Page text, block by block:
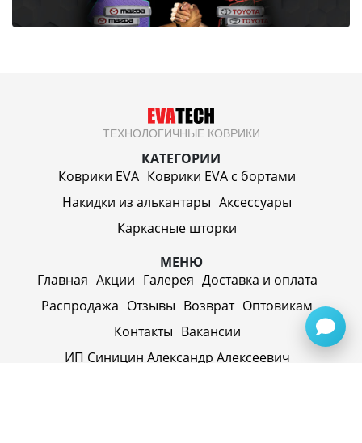
ТЕХНОЛОГИЧНЫЕ КОВРИКИ
КАТЕГОРИИ
Коврики EVA Коврики EVA c бортами
Накидки из алькантары Аксессуары
Каркасные шторки
МЕНЮ
Главная Акции Галерея Доставка и оплата
Распродажа Отзывы Возврат Оптовикам
Контакты Вакансии
ИП Синицин Александр Алексеевич